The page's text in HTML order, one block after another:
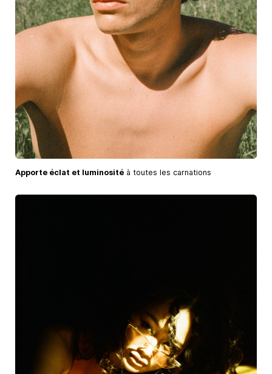
Apporte éclat et luminosité à toutes les carnations